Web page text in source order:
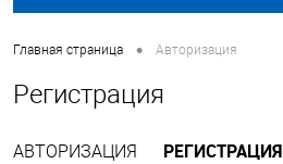
Главная страница • Авторизация
Регистрация
АВТОРИЗАЦИЯ РЕГИСТРАЦИЯ